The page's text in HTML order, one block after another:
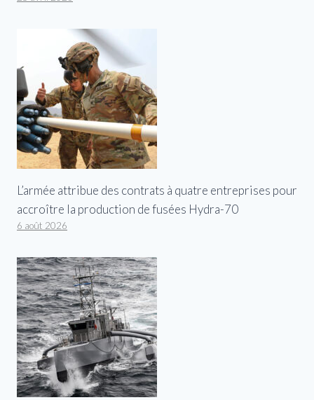
L’armée attribue des contrats à quatre entreprises pour
accroître la production de fusées Hydra-70
6 août 2026